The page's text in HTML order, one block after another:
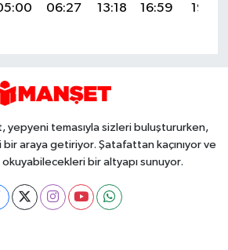
06:27 13:18 16:59 19:58
temasıyla sizleri buluştururken,
araya getiriyor. Şatafattan kaçınıyor ve
bir altyapı sunuyor.